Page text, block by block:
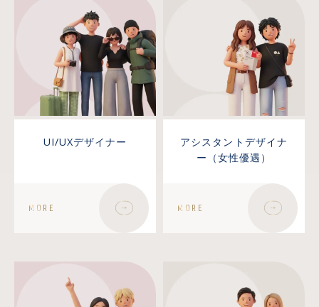
UI/UXデザイナー
MORE
アシスタントデザイナ
ー（女性優遇）
MORE